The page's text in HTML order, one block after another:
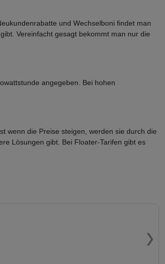
und Wechselboni findet man
Vereinfacht gesagt bekommt man nur die
angegeben. Bei hohen
wenn die Preise steigen, werden sie durch die
Lösungen gibt. Bei Floater-Tarifen gibt es